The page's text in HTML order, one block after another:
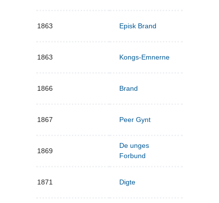
1863 Episk Brand
1863 Kongs-Emnerne
1866 Brand
1867 Peer Gynt
1869
De unges
Forbund
1871 Digte